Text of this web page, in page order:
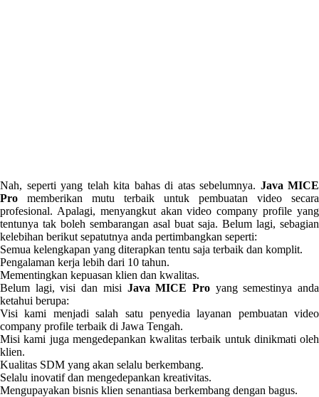
Nah, seperti yang telah kita bahas di atas sebelumnya. Java MICE
Pro memberikan mutu terbaik untuk pembuatan video secara
profesional. Apalagi, menyangkut akan video company profile yang
tentunya tak boleh sembarangan asal buat saja. Belum lagi, sebagian
kelebihan berikut sepatutnya anda pertimbangkan seperti:
Semua kelengkapan yang diterapkan tentu saja terbaik dan komplit.
Pengalaman kerja lebih dari 10 tahun.
Mementingkan kepuasan klien dan kwalitas.
Belum lagi, visi dan misi Java MICE Proyang semestinya anda
ketahui berupa:
Visi kami menjadi salah satu penyedia layanan pembuatan video
company profile terbaik di Jawa Tengah.
Misi kami juga mengedepankan kwalitas terbaik untuk dinikmati oleh
klien.
Kualitas SDM yang akan selalu berkembang.
Selalu inovatif dan mengedepankan kreativitas.
Mengupayakan bisnis klien senantiasa berkembang dengan bagus.